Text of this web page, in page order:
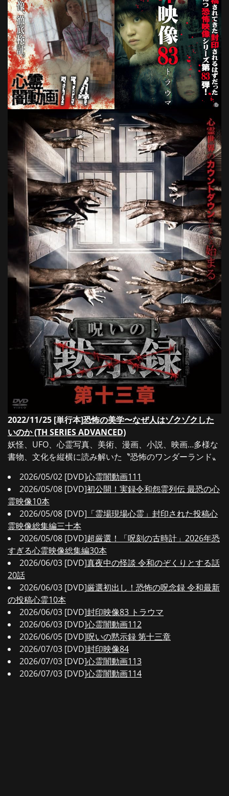
2022/11/25 [単行本]恐怖の美学〜なぜ人はゾクゾクした
いのか (TH SERIES ADVANCED)
妖怪、UFO、心霊写真、美術、漫画、小説、映画…多様な
書物、文化を縦横に読み解いた〝恐怖のワンダーランド〟
2026/05/02 [DVD]心霊闇動画111
2026/05/08 [DVD]初公開！実録令和怨霊列伝 最恐の心
霊映像10本
2026/05/08 [DVD] 「霊場現場心霊」封印された投稿心
霊映像総集編三十本
2026/05/08 [DVD]超厳選！「呪刻の古時計」2026年恐
すぎる心霊映像総集編30本
2026/06/03 [DVD]真夜中の怪談 令和のぞくりとする話
20話
2026/06/03 [DVD]厳選初出し！恐怖の呪念録 令和最新
の投稿心霊10本
2026/06/03 [DVD]封印映像83 トラウマ
2026/06/03 [DVD]心霊闇動画112
2026/06/05 [DVD]呪いの黙示録 第十三章
2026/07/03 [DVD]封印映像84
2026/07/03 [DVD]心霊闇動画113
2026/07/03 [DVD]心霊闇動画114